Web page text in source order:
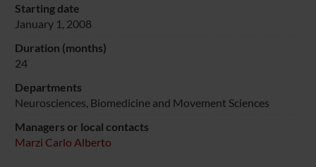
Starting date
January 1, 2008
Duration (months)
24
Departments
Neurosciences, Biomedicine and Movement Sciences
Managers or local contacts
Marzi Carlo Alberto